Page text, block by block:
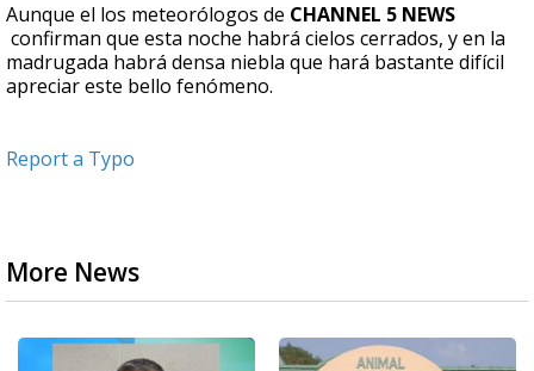
Aunque el los meteorólogos de CHANNEL 5 NEWS
confirman que esta noche habrá cielos cerrados, y en la
madrugada habrá densa niebla que hará bastante difícil
apreciar este bello fenómeno.
Report a Typo
More News